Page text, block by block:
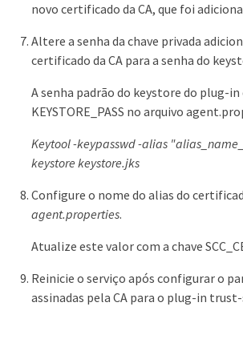
novo certificado da CA, que foi
Altere a senha da chave privada
certificado da CA para a senha do
A senha padrão do keystore do plug-in
KEYSTORE_PASS no arquivo
Keytool -keypasswd -alias
keystore keystore.jks
Configure o nome do alias do
agent.properties.
Atualize este valor com a chave
Reinicie o serviço após configurar o
assinadas pela CA para o plug-in